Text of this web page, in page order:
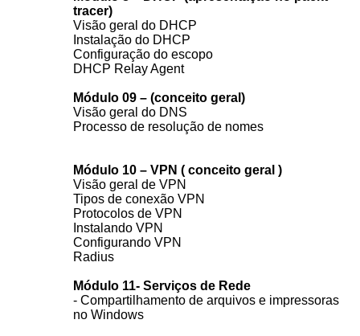
tracer)
Visão geral do DHCP
Instalação do DHCP
Configuração do escopo
DHCP Relay Agent
Módulo 09 – (conceito geral)
Visão geral do DNS
Processo de resolução de nomes
Módulo 10 – VPN ( conceito geral )
Visão geral de VPN
Tipos de conexão VPN
Protocolos de VPN
Instalando VPN
Configurando VPN
Radius
Módulo 11- Serviços de Rede
- Compartilhamento de arquivos e impressoras
no Windows